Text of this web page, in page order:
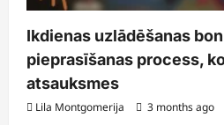
Ikdienas uzlādēšanas
pieprasīšanas process,
atsauksmes
Lila Montgomerija 3 months ago